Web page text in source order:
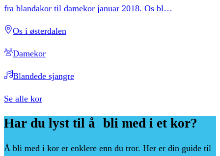
fra blandakor til damekor januar 2018. Os bl…
Os i østerdalen
Damekor
Blandede sjangre
Se alle kor
Har du lyst til å bli med i et kor?
Å bli med i kor er enklere enn du tror. Her er din guide til